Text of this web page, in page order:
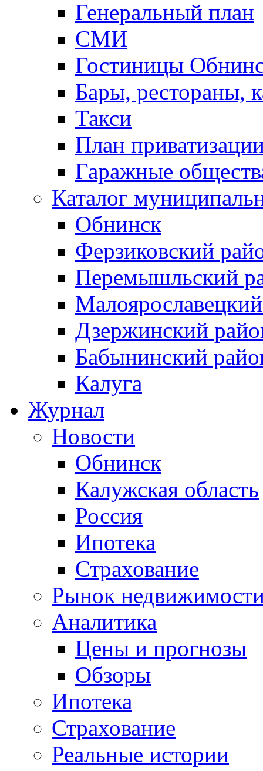
Генеральный план
СМИ
Гостиницы
Бары, рестораны,
Такси
План
Гаражные
Каталог
Обнинск
Ферзиковский
Перемышльский
Дзержинский
Бабынинский
Калуга
Журнал
Новости
Обнинск
Калужская область
Россия
Ипотека
Страхование
Рынок
Аналитика
Цены и прогнозы
Обзоры
Ипотека
Страхование
Реальные истории